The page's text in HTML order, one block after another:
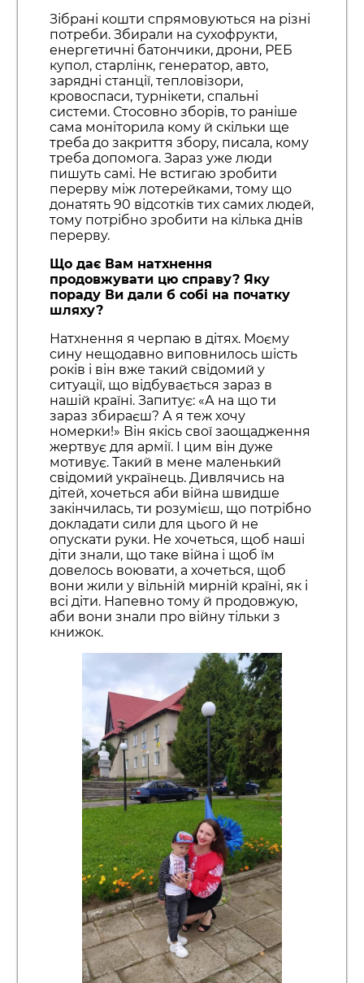
Зібрані кошти спрямовуються на різні
потреби. Збирали на сухофрукти,
енергетичні батончики, дрони, РЕБ
купол, старлінк, генератор, авто,
зарядні станції, тепловізори,
кровоспаси, турнікети, спальні
системи. Стосовно зборів, то раніше
сама моніторила кому й скільки ще
треба до закриття збору, писала, кому
треба допомога. Зараз уже люди
пишуть самі. Не встигаю зробити
перерву між лотерейками, тому що
донатять 90 відсотків тих самих людей,
тому потрібно зробити на кілька днів
перерву.
Що дає Вам натхнення
продовжувати цю справу? Яку
пораду Ви дали б собі на початку
шляху?
Натхнення я черпаю в дітях. Моєму
сину нещодавно виповнилось шість
років і він вже такий свідомий у
ситуації, що відбувається зараз в
нашій країні. Запитує: «А на що ти
зараз збираєш? А я теж хочу
номерки!» Він якісь свої заощадження
жертвує для армії. І цим він дуже
мотивує. Такий в мене маленький
свідомий українець. Дивлячись на
дітей, хочеться аби війна швидше
закінчилась, ти розумієш, що потрібно
докладати сили для цього й не
опускати руки. Не хочеться, щоб наші
діти знали, що таке війна і щоб їм
довелось воювати, а хочеться, щоб
вони жили у вільній мирній країні, як і
всі діти. Напевно тому й продовжую,
аби вони знали про війну тільки з
книжок.